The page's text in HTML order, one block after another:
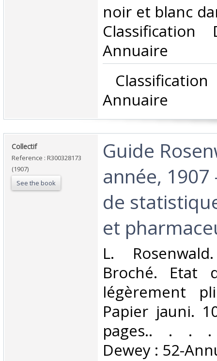
noir et blanc
Annuaire‎
Annuaire‎
‎Collectif‎
Reference : R300328173
(1907)
See the book
‎Guide
année,
de
et
‎L.
Broché. Etat
légèrement
Papier jauni.
pages.. . . .
Dewey : 52-